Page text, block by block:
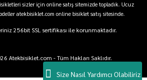
Size Nasıl Yardımcı Olabiliriz
sizler için online satış sitemizde topladık. Ucuz
atekbisiklet.com online bisiklet satış sitesinde.
256bit SSL sertifikası ile korunmaktadır.
Atekbisiklet.com - Tüm Hakları Saklıdır.